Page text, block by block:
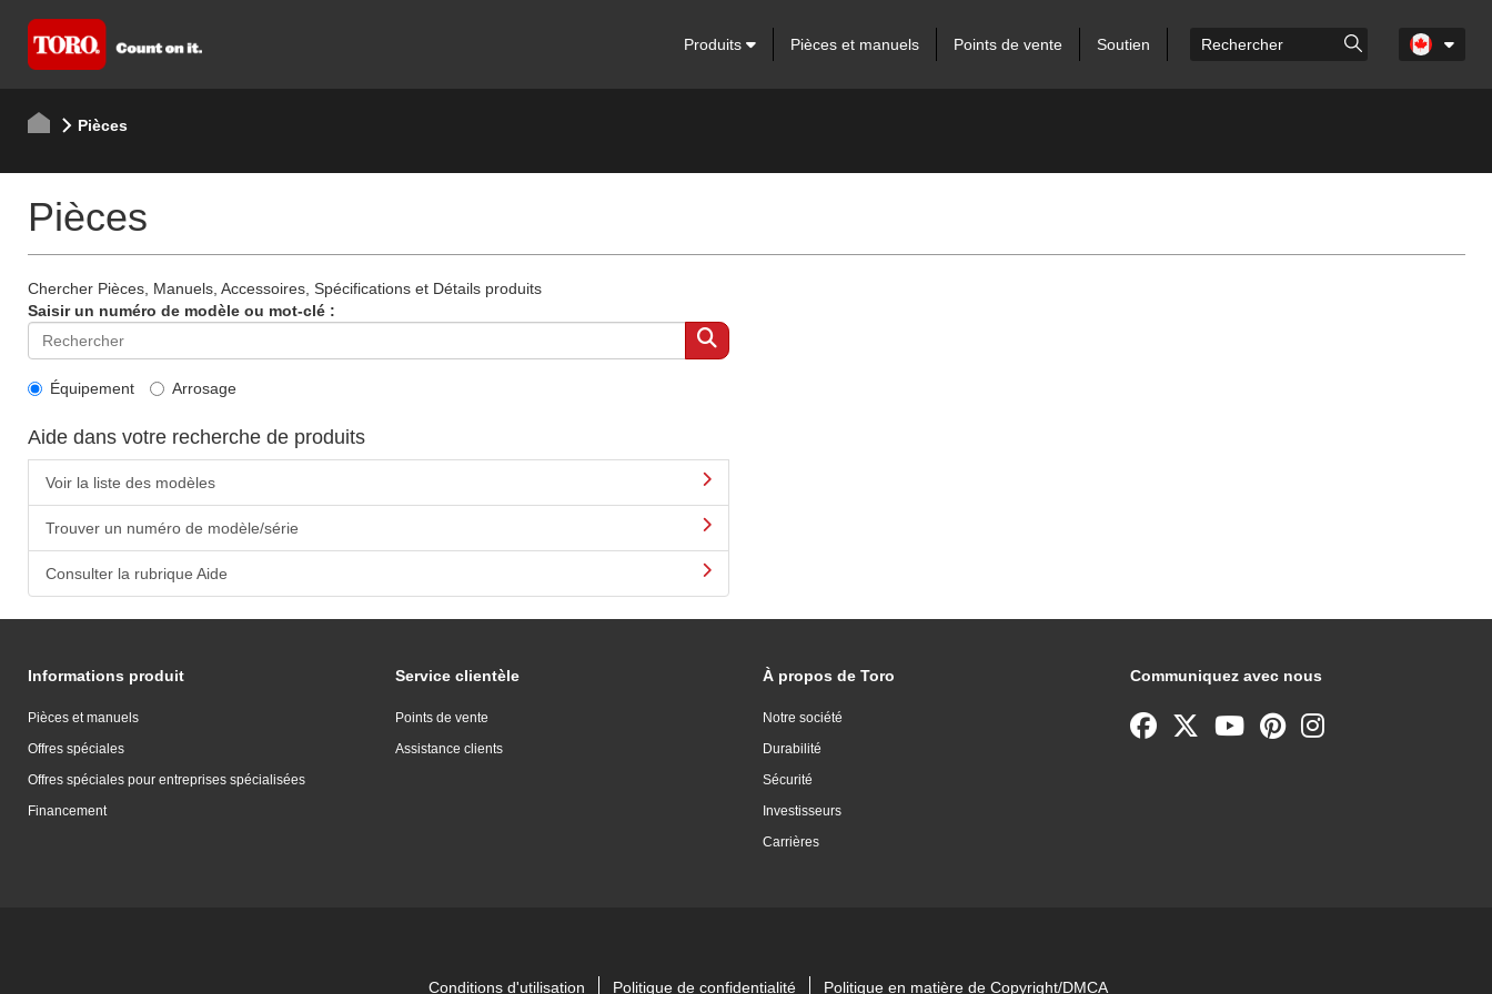
Produits Pièces et manuels Points de vente Soutien
Pièces
Pièces
Chercher Pièces, Manuels, Accessoires, Spécifications et Détails produits
Saisir un numéro de modèle ou mot-clé :
Équipement Arrosage
Aide dans votre recherche de produits
Voir la liste des modèles
Trouver un numéro de modèle/série
Consulter la rubrique Aide
Informations produit
Pièces et manuels
Offres spéciales
Offres spéciales pour entreprises spécialisées
Financement
Service clientèle
Points de vente
Assistance clients
À propos de Toro
Notre société
Durabilité
Sécurité
Investisseurs
Carrières
Communiquez avec nous
Conditions d'utilisation Politique de confidentialité Politique en matière de Copyright/DMCA